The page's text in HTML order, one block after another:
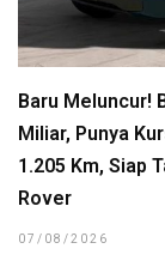
Baru Meluncur!
Miliar, Punya
1.205 Km, Siap
Rover
07/08/2026